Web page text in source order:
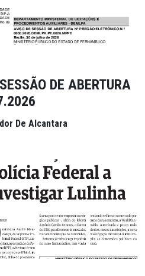
DE ABERTURA
De Alcantara